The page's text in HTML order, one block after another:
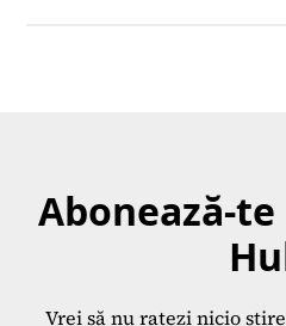
Abonează-
Vrei să nu ratezi nicio